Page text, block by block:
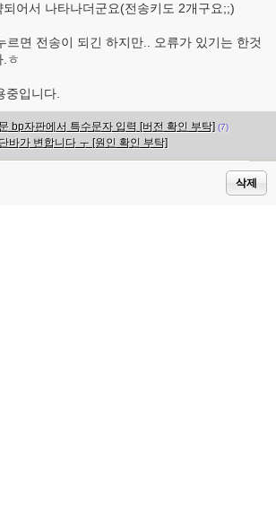
어서 나타나더군요(전송키도 2개구요;;)
르면 전송이 되긴 하지만.. 오류가 있기는 한것
ㅎ
중입니다.
bp자판에서 특수문자 입력 [버전 확인 부탁] (7)
바가 변합니다 ㅜ [원인 확인 부탁]
삭제